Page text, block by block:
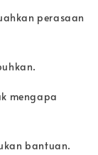
perasaan
mengapa
bantuan.